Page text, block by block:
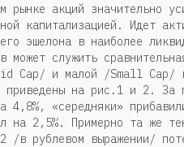
рынке акций значительно
капитализацией. Идет
эшелона в наиболее
может служить
Cap/ и малой /Small Cap/
приведены на рис.1 и 2. За
4,8%, «середняки»
на 2,5%. Примерно та же
/в рублевом выражении/